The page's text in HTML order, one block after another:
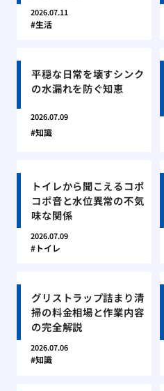
2026.07.11
生活
平穏な日常を壊すシンク
の水漏れを防ぐ知恵
2026.07.09
知識
トイレから聞こえるコポ
コポ音と水位異常の不気
味な関係
2026.07.09
トイレ
グリストラップ詰まり清
掃の料金相場と作業内容
の完全解説
2026.07.06
知識